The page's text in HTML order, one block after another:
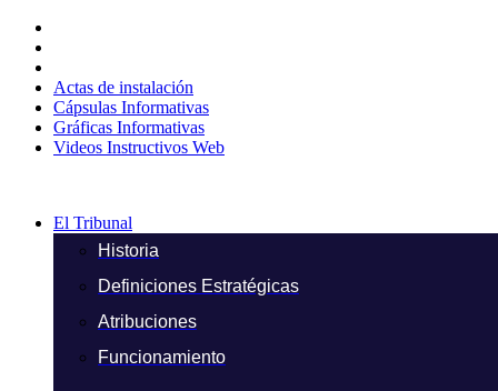
contenido
Actas de instalación
Cápsulas Informativas
Gráficas Informativas
Videos Instructivos Web
El Tribunal
Historia
Definiciones Estratégicas
Atribuciones
Funcionamiento